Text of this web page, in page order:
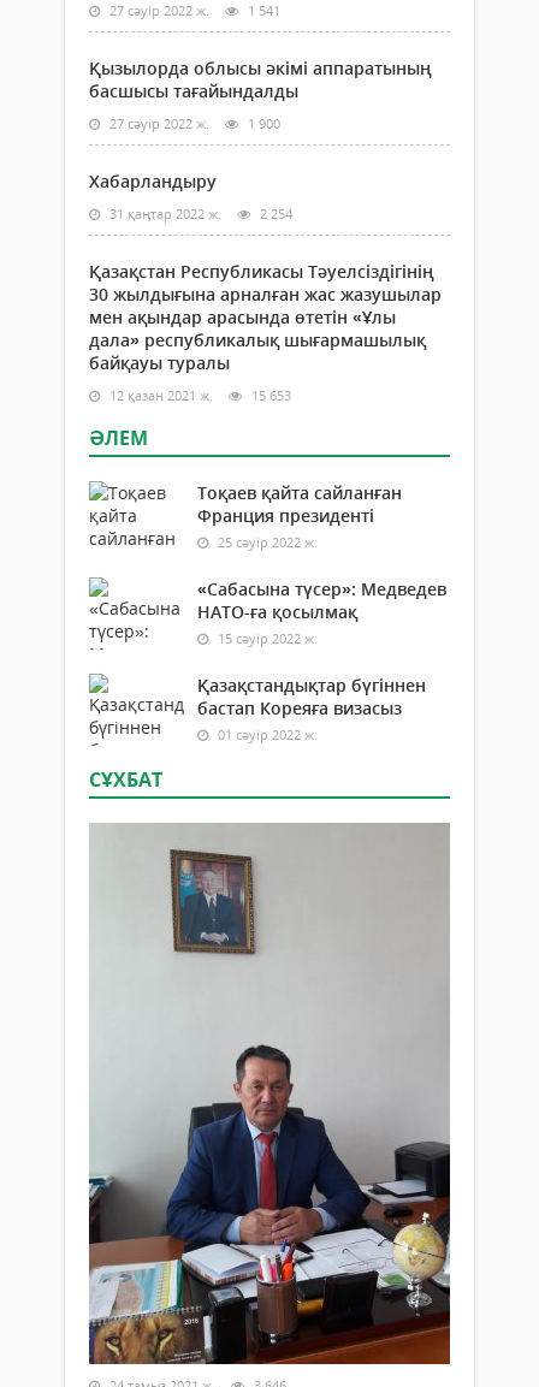
27 сәуір 2022 ж. 1 541
Қызылорда облысы әкімі аппаратының
басшысы тағайындалды
27 сәуір 2022 ж. 1 900
Хабарландыру
31 қаңтар 2022 ж. 2 254
Қазақстан Республикасы Тәуелсіздігінің
30 жылдығына арналған жас жазушылар
мен ақындар арасында өтетін «Ұлы
дала» республикалық шығармашылық
байқауы туралы
12 қазан 2021 ж. 15 653
ӘЛЕМ
Тоқаев қайта сайланған
Франция президенті
25 сәуір 2022 ж.
«Сабасына түсер»: Медведев
НАТО-ға қосылмақ
15 сәуір 2022 ж.
Қазақстандықтар бүгіннен
бастап Кореяға визасыз
01 сәуір 2022 ж.
СҰХБАТ